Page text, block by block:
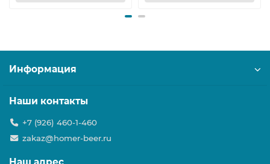
Информация
Наши контакты
+7 (926) 460-1-460
zakaz@homer-beer.ru